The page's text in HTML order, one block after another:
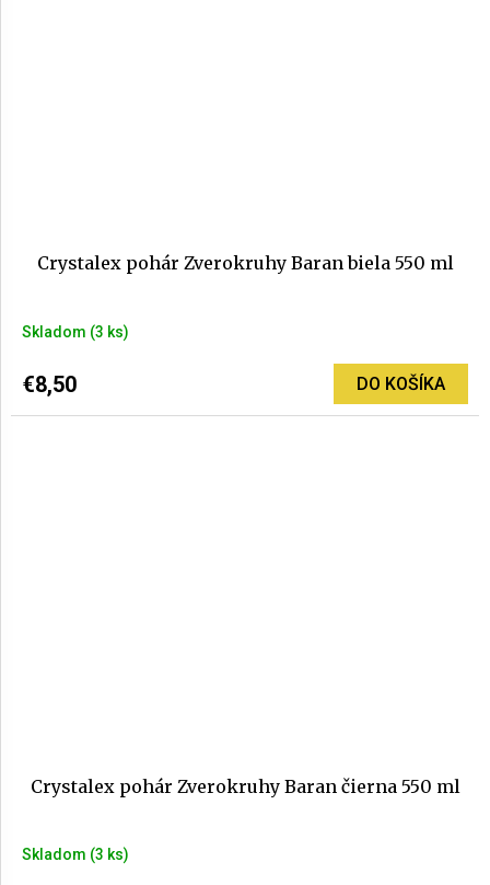
Crystalex pohár Zverokruhy Baran biela 550 ml
Skladom (3 ks)
€8,50 DO KOŠÍKA
Crystalex pohár Zverokruhy Baran čierna 550 ml
Skladom (3 ks)